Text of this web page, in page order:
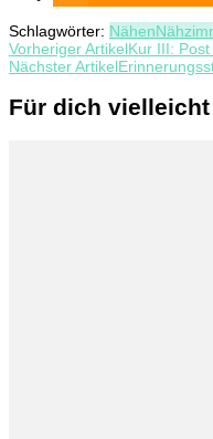
Schlagwörter: Nähen
Vorheriger ArtikelKur III:
Nächster Artikel
Für dich